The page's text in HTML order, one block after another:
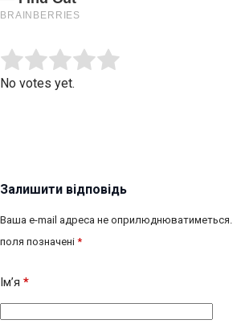
Rate this item:
No votes yet.
Залишити відповідь
Ваша e-mail адреса не оприлюднюватиметься.
поля позначені *
Ім’я *